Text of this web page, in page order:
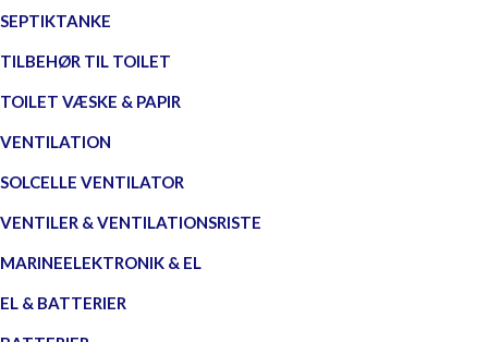
SEPTIKTANKE
TILBEHØR TIL TOILET
TOILET VÆSKE & PAPIR
VENTILATION
SOLCELLE VENTILATOR
VENTILER & VENTILATIONSRISTE
MARINEELEKTRONIK & EL
EL & BATTERIER